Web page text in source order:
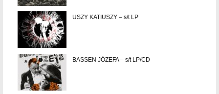
USZY KATIUSZY – s/t LP
BASSEN JÓZEFA – s/t LP/CD